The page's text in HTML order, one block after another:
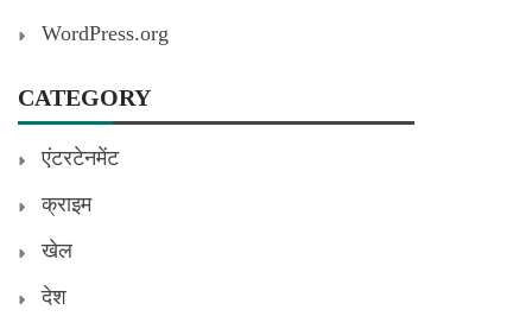
WordPress.org
CATEGORY
एंटरटेनमेंट
क्राइम
खेल
देश